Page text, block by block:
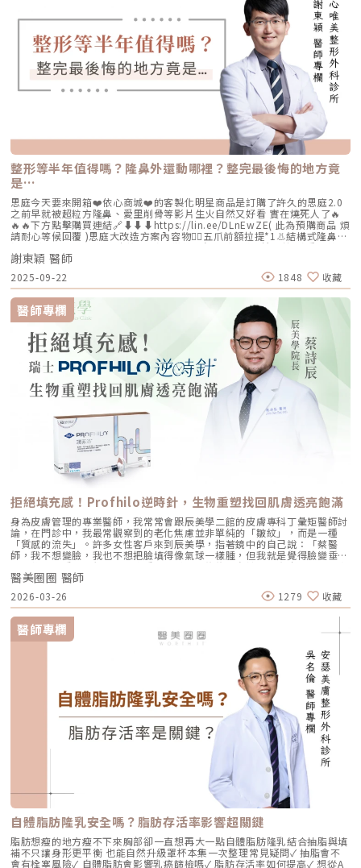
整形等半年值得嗎？隆鼻外還動哪裡？整完最後悔的地方竟
是…
思庭今天要來開箱❤️依心商城❤️的客製化明星商品是訂購了許久的思庭2.0
之前早就被超粒方隆鼻、愛里削骨等影片生火自然又好看 實在燒死人了🔥
🔥🔥下方點擊購買連結🔗⬇️⬇️⬇️https://lin.ee/DLnEwZE( 此為預購商品 煩
請耐心等候回覆 )思庭大改造方案內容物💁‍♀️五爪前額拉提*1👃結構式隆鼻*1
(加購縮鼻翼、敲鼻骨、貴族手術)👄微笑嘴角*1 (加購嘴邊肉拉提)重點摘
要：00:00 搶先看⚡⚡01:43 開箱手術方案內容物02:02 上臉眉眼分析 : 五
爪前額拉提02:36 中臉隆鼻分析 : 結構式隆鼻合併貴族手術03:58 下臉唇巴
分析 : 微笑嘴角+嘴扁肉拉提04:43 華麗買家秀05:25 五星好評分享
⭐⭐⭐⭐⭐▸▸歡迎合作洽談：followheart.marketing@gmail.com◂◂依心唯
美整形外科診所地址｜台北市信義區基隆路二段15號2樓電話｜（02）
2345-6777官方網站｜https://www.followheart.com.tw/官方諮詢｜
https://follow-heart.com/line臉書粉專｜https://follow-
heart.com/case_fbIG追起來｜https://follow-
heart.com/case_igWeChat ID｜Dr_followheart
謝東穎 醫師
2025-09-22 1848 收藏
醫師專欄
拒絕填充感！Profhilo逆時針，生物重塑找回肌膚透亮飽滿
身為皮膚管理的專業醫師，我常常會跟辰美學二館的皮膚專科丁彙矩醫師討
論，在門診中，我最常觀察到的老化焦慮並非單純的「皺紋」，而是一種
「質感的流失」。許多女性客戶來到辰美學，指著鏡中的自己說：「蔡醫
師，我不想變臉，我也不想把臉填得像氣球一樣腫，但我就是覺得臉變垂
了、乾了，看起來很累。」這種「累感」，往往來自於肌膚真皮層結構的崩
解。過去我們習慣用玻尿酸去「填補」凹陷，或是用電音波去「緊緻」皮
表，但在這兩者之間，其實存在著一個關鍵的空白區：生物重塑（Bio-
Remodeling）。這就是為什麼我對 Profhilo 逆時針（俗稱：璞菲洛）情
有獨鍾的原因。一、 重新定義抗老：為什麼妳需要的是「重塑」而非「填
充」？在深入了解 Profhilo逆時針 之前，我們必須先釐清肌膚老化的本
質。肌膚的年輕度由真皮層的三大支柱決定：水份、膠原蛋白
（Collagen）以及彈力蛋白（Elastin）。多數人對膠原蛋白耳熟能詳，它
就像建築物的「鋼筋水泥」，負責撐起皮膚的厚度與體積；然而，讓肌膚在
做表情後能迅速回彈、維持組織張力的關鍵，其實是彈力蛋白。彈力蛋白就
像支撐鋼筋的「橡皮筋」，不幸的是，人體在青春期過後，彈力蛋白的合成
速度就會大幅下降。當彈力蛋白流失，肌膚就會像失去彈性的鬆緊帶，出現
細紋、毛孔粗大、甚至是難以處理的「鬆弛型下垂」。傳統玻尿酸屬於「填
充型」，主要目的是增加體積（Volumizing），如果過度施打，容易造成
面部僵硬或「醫美臉」。而 Profhilo 逆時針的誕生，是為了從細胞底層進
行「修復與重塑」，讓皮膚自己找回年輕時的彈性。二、 Profhilo 逆時針
的科學核心：NAHYCO™ 專利技術Profhilo逆時針來自瑞士著名的 IBSA 製
藥集團。身為專業醫師，我非常看重產品的「純淨度」與「穩定性」。
Profhilo 之所以能在國際醫美界佔有一席之地，在於其革命性的
NAHYCO™ 專利熱融合技術。1. 醫學界的「純淨」突破：無化學交聯劑一
般玻尿酸為了維持在體內的時間，必須添加化學交聯劑（如 BDDE）。雖然
這在合法範圍內是安全的，但對於過敏體質或追求極致天然的客戶來說，仍
存在延遲性發炎的風險。Profhilo逆時針 透過精確的加熱與降溫製程，讓
高分子與低分子玻尿酸產生自然的氫鍵鍵結，完全不含 BDDE。這意味著它
具備極高的「生物相容性」，注射後能與人體組織完美融合。2. 高低分子玻
尿酸的「黃金比例」Profhilo 含有目前市面上極高濃度的玻尿酸
（64mg/2ml），它結合了： 高分子量玻尿酸（H-HA）：提供穩定的物理
醫美圈圈 醫師
2026-03-26 1279 收藏
醫師專欄
自體脂肪隆乳安全嗎？脂肪存活率影響超關鍵
脂肪想瘦的地方瘦不下來胸部卻一直想再大一點自體脂肪隆乳結合抽脂與填
補不只讓身形更平衡 也能自然升級罩杯本集一次整理常見疑問✓ 抽脂會不
會有栓塞風險✓ 自體脂肪會影響乳癌篩檢嗎✓ 脂肪存活率如何提高✓ 想從A